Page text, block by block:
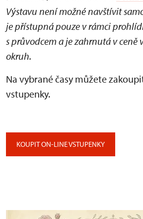
Výstavu není možné navštívit
je přístupná pouze v rámci
s průvodcem a je zahrnutá v ceně
okruh.
Na vybrané časy můžete
vstupenky.
KOUPIT ON-LINE VSTUPENKY